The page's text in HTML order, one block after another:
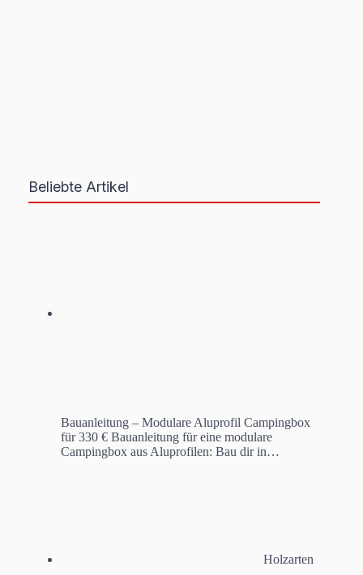
Beliebte Artikel
Bauanleitung – Modulare Aluprofil Campingbox
für 330 € Bauanleitung für eine modulare
Campingbox aus Aluprofilen: Bau dir in…
Holzarten